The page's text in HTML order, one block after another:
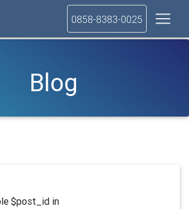
0858-8383-0025
Blog
$post_id in